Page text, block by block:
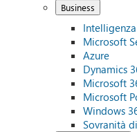
Business
Microsoft
Azure
Dynamics
Microsoft
Microsoft
Windows
Sovranità